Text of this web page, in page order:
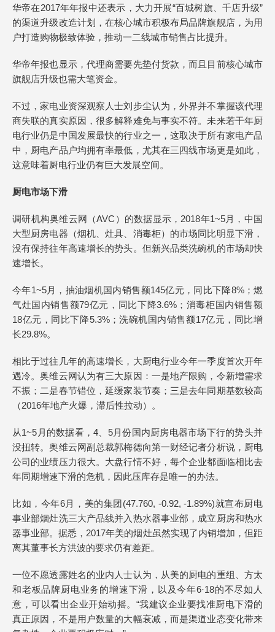
华帝在2017年年报中还表示，大力开展“百城树旗、千店升级”
的渠道升级改造计划，在核心城市积极布局品牌旗舰店，为用
户打造购物极致体验，推动一二线城市销售占比提升。
华帝年报也显示，代理商需要先垫付货款，而且目前核心城市
旗舰店升级也需大笔资金。
不过，家电业资深观察人士刘步尘认为，外界并不掌握该代理
商失联的真实原因，很多解释难免与事实不符。未来若干年厨
电行业仍是中国发展最快的行业之一，这取决于所有家电产品
中，厨电产品户均拥有率最低，尤其在三四线市场更是如此，
这意味着厨电行业仍有巨大发展空间。
厨电市场下滑
调研机构奥维云网（AVC）的数据显示，2018年1~5月，中国
大型厨房电器（烟机、灶具、消毒柜）的市场同比明显下滑，
没有保持往年高速增长的势头。但新兴品类洗碗机的市场却快
速增长。
今年1~5月，抽油烟机国内销售额145亿元，同比下降8%；燃
气灶国内销售额79亿元，同比下降3.6%；消毒柜国内销售额
18亿元，同比下降5.3%；洗碗机国内销售额17亿元，同比增
长29.8%。
相比于过往几年的高速增长，大厨电行业今年一季度首次开年
遇冷。奥维云网认为有三大原因：一是地产限购，令新增需求
不振；二是春节错位，延缓家装节奏；三是去年同期基数较高
（2016年地产火爆，滞后性拉动）。
从1~5月的数据看，4、5月份国内厨房电器市场下行的势头并
没扭转。奥维云网副总裁郭梅德向第一财经记者分析说，厨电
公司的业绩压力很大。大盘行情不好，每个企业都面临相比去
年同期增速下滑的危机，因此压库存是唯一的办法。
比如，今年6月，美的集团(47.760, -0.92, -1.89%)就宣布厨电
事业部烟灶洗三大产品线并入热水器事业部，成立厨房和热水
器事业部。据悉，2017年美的烟灶虽然实现了内销增加，但距
离其董事长方洪波的要求仍有差距。
一位不愿透露姓名的业内人士认为，从美的厨电的重组、方太
和老板品牌厨电业务的增速下滑，以及今年6·18的不尽如人
意，可以看出企业开始动摇。“我建议企业要找准厨电下滑的
真正原因，不是用户数量的大幅衰减，而是渠道业态变化带来